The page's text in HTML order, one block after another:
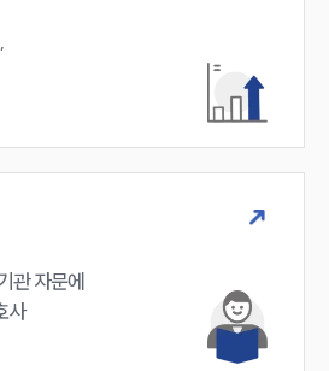
·헬스케어그룹 업무
소식/자료
관 자문에
사